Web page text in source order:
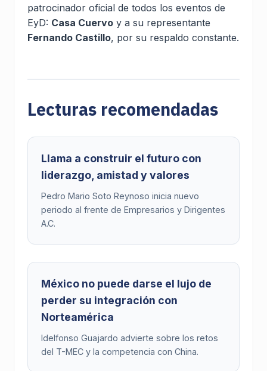
patrocinador oficial de todos los eventos de
EyD: Casa Cuervoy a su representante
Fernando Castillo, por su respaldo constante.
Lecturas recomendadas
Llama a construir el futuro con
liderazgo, amistad y valores
Pedro Mario Soto Reynoso inicia nuevo
periodo al frente de Empresarios y Dirigentes
A.C.
México no puede darse el lujo de
perder su integración con
Norteamérica
Idelfonso Guajardo advierte sobre los retos
del T-MEC y la competencia con China.